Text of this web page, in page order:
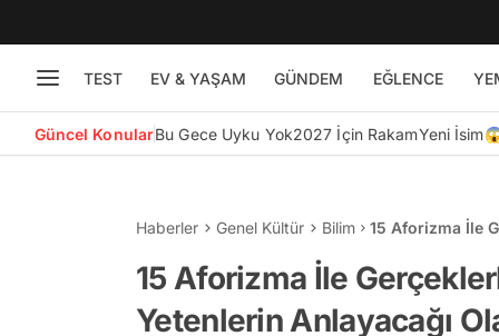
TEST EV & YAŞAM GÜNDEM EĞLENCE
Güncel KonularBu Gece Uyku Yok2027 İçin RakamYeni
Haberler Genel Kültür Bilim
15 Aforizma İle
15 Aforizma İle
Yetenlerin Anlayacağı